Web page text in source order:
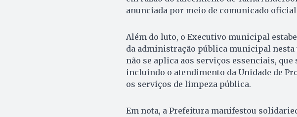
anunciada por meio de comunicado
Além do luto, o Executivo municipal
da administração pública municipal nesta
não se aplica aos serviços essenciais,
incluindo o atendimento da Unidade de
os serviços de limpeza pública.
Em nota, a Prefeitura manifestou